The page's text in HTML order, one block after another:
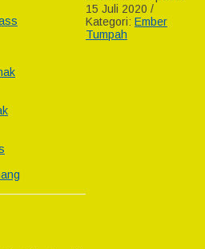
15 Juli 2020 /
Kategori: Ember
Tumpah